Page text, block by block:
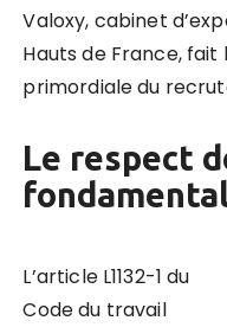
Valoxy, cabinet
Hauts de France,
primordiale du
Le respect
L’article L1132-1 du
Code du travail